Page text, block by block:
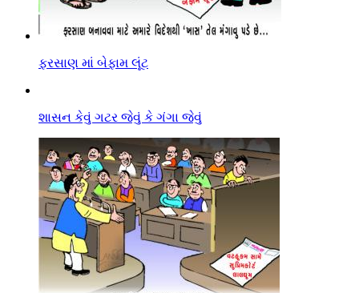
ફરસાણ માં બેફામ લૂંટ
શાસન કેવું ગટર જેવું કે ગંગા જેવું